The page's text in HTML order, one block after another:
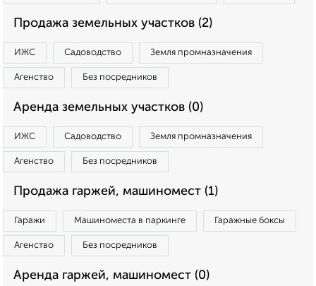
Продажа земельных участков (2)
ИЖС Садоводство Земля промназначения
Агенство Без посредников
Аренда земельных участков (0)
ИЖС Садоводство Земля промназначения
Агенство Без посредников
Продажа гаржей, машиномест (1)
Гаражи Машиноместа в паркинге Гаражные боксы
Агенство Без посредников
Аренда гаржей, машиномест (0)